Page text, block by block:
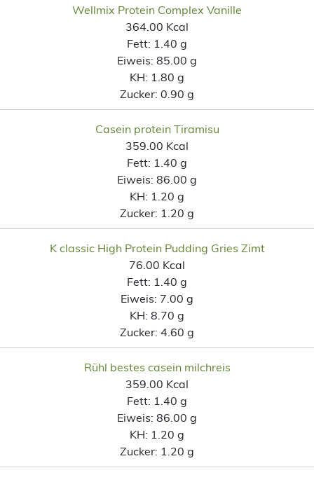
Wellmix Protein Complex Vanille
364.00 Kcal
Fett: 1.40 g
Eiweis: 85.00 g
KH: 1.80 g
Zucker: 0.90 g
Casein protein Tiramisu
359.00 Kcal
Fett: 1.40 g
Eiweis: 86.00 g
KH: 1.20 g
Zucker: 1.20 g
K classic High Protein Pudding Gries Zimt
76.00 Kcal
Fett: 1.40 g
Eiweis: 7.00 g
KH: 8.70 g
Zucker: 4.60 g
Rühl bestes casein milchreis
359.00 Kcal
Fett: 1.40 g
Eiweis: 86.00 g
KH: 1.20 g
Zucker: 1.20 g